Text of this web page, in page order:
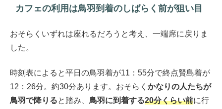
カフェの利用は鳥羽到着のしばらく前が狙い目
おそらくいずれは座れるだろうと考え、一端席に戻りま
した。
時刻表によると平日の鳥羽着が11：55分で終点賢島着が
12：26分。約30分あります。おそらく かなりの人たちが
鳥羽で降りると踏み、 鳥羽に到着する20分くらい前に行